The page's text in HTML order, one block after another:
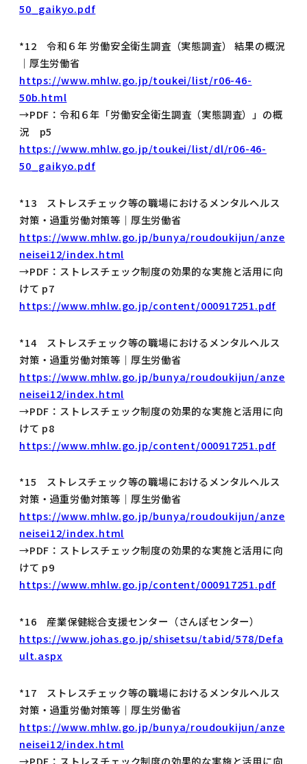
50_gaikyo.pdf
*12 令和６年 労働安全衛生調査（実態調査） 結果の概況
｜厚生労働省
https://www.mhlw.go.jp/toukei/list/r06-46-
50b.html
→PDF：令和６年「労働安全衛生調査（実態調査）」の概
況 p5
https://www.mhlw.go.jp/toukei/list/dl/r06-46-
50_gaikyo.pdf
*13 ストレスチェック等の職場におけるメンタルヘルス
対策・過重労働対策等｜厚生労働省
https://www.mhlw.go.jp/bunya/roudoukijun/anze
neisei12/index.html
→PDF：ストレスチェック制度の効果的な実施と活用に向
けて p7
https://www.mhlw.go.jp/content/000917251.pdf
*14 ストレスチェック等の職場におけるメンタルヘルス
対策・過重労働対策等｜厚生労働省
https://www.mhlw.go.jp/bunya/roudoukijun/anze
neisei12/index.html
→PDF：ストレスチェック制度の効果的な実施と活用に向
けて p8
https://www.mhlw.go.jp/content/000917251.pdf
*15 ストレスチェック等の職場におけるメンタルヘルス
対策・過重労働対策等｜厚生労働省
https://www.mhlw.go.jp/bunya/roudoukijun/anze
neisei12/index.html
→PDF：ストレスチェック制度の効果的な実施と活用に向
けて p9
https://www.mhlw.go.jp/content/000917251.pdf
*16 産業保健総合支援センター（さんぽセンター）
https://www.johas.go.jp/shisetsu/tabid/578/Defa
ult.aspx
*17 ストレスチェック等の職場におけるメンタルヘルス
対策・過重労働対策等｜厚生労働省
https://www.mhlw.go.jp/bunya/roudoukijun/anze
neisei12/index.html
→PDF：ストレスチェック制度の効果的な実施と活用に向